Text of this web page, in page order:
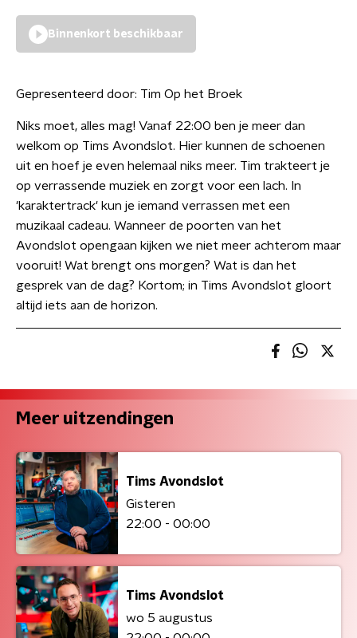
Binnenkort beschikbaar
Gepresenteerd door: Tim Op het Broek
Niks moet, alles mag! Vanaf 22:00 ben je meer dan
welkom op Tims Avondslot. Hier kunnen de schoenen
uit en hoef je even helemaal niks meer. Tim trakteert je
op verrassende muziek en zorgt voor een lach. In
'karaktertrack' kun je iemand verrassen met een
muzikaal cadeau. Wanneer de poorten van het
Avondslot opengaan kijken we niet meer achterom maar
vooruit! Wat brengt ons morgen? Wat is dan het
gesprek van de dag? Kortom; in Tims Avondslot gloort
altijd iets aan de horizon.
Meer uitzendingen
Tims Avondslot
Gisteren
22:00 - 00:00
Tims Avondslot
wo 5 augustus